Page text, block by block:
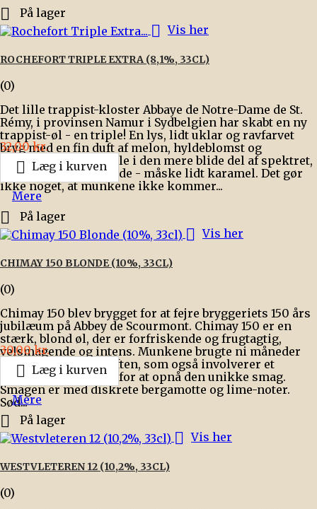
 På lager
 Vis her
ROCHEFORT TRIPLE EXTRA (8,1%, 33CL)
(0)
Det lille trappist-kloster Abbaye de Notre-Dame de St.
Rémy, i provinsen Namur i Sydbelgien har skabt en ny
trappist-øl - en triple! En lys, lidt uklar og ravfarvet
bryg med en fin duft af melon, hyldeblomst og
citrusfrugter. En triple i den mere blide del af spektret,
med en smule restsøde - måske lidt karamel. Det gør
ikke noget, at munkene ikke kommer...
Pris
32,00 kr.
 Læg i kurven
Mere
 På lager
 Vis her
CHIMAY 150 BLONDE (10%, 33CL)
(0)
Chimay 150 blev brygget for at fejre bryggeriets 150 års
jubilæum på Abbey de Scourmont. Chimay 150 er en
stærk, blond øl, der er forfriskende og frugtagtig,
velsmagende og intens. Munkene brugte ni måneder
på at udvikle opskriften, som også involverer et
hemmeligt krydderi for at opnå den unikke smag.
Smagen er med diskrete bergamotte og lime-noter.
Sød...
Pris
30,00 kr.
 Læg i kurven
Mere
 På lager
 Vis her
WESTVLETEREN 12 (10,2%, 33CL)
(0)